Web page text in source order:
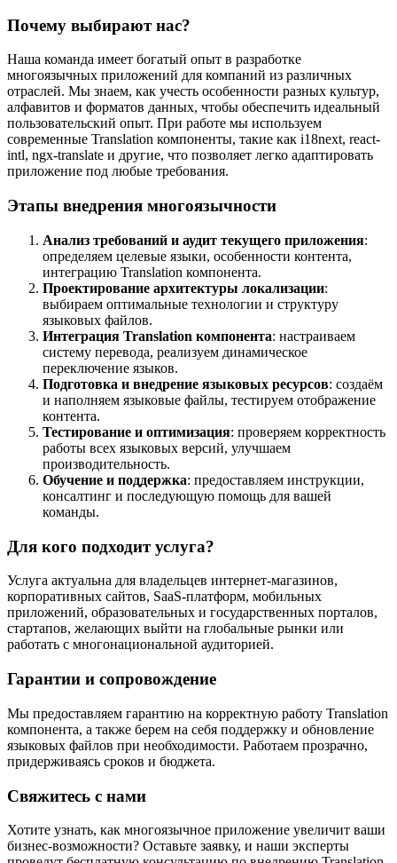
Почему выбирают нас?
Наша команда имеет богатый опыт в разработке
многоязычных приложений для компаний из различных
отраслей. Мы знаем, как учесть особенности разных культур,
алфавитов и форматов данных, чтобы обеспечить идеальный
пользовательский опыт. При работе мы используем
современные Translation компоненты, такие как i18next, react-
intl, ngx-translate и другие, что позволяет легко адаптировать
приложение под любые требования.
Этапы внедрения многоязычности
Анализ требований и аудит текущего приложения:
определяем целевые языки, особенности контента,
интеграцию Translation компонента.
Проектирование архитектуры локализации:
выбираем оптимальные технологии и структуру
языковых файлов.
Интеграция Translation компонента: настраиваем
систему перевода, реализуем динамическое
переключение языков.
Подготовка и внедрение языковых ресурсов: создаём
и наполняем языковые файлы, тестируем отображение
контента.
Тестирование и оптимизация: проверяем корректность
работы всех языковых версий, улучшаем
производительность.
Обучение и поддержка: предоставляем инструкции,
консалтинг и последующую помощь для вашей
команды.
Для кого подходит услуга?
Услуга актуальна для владельцев интернет-магазинов,
корпоративных сайтов, SaaS-платформ, мобильных
приложений, образовательных и государственных порталов,
стартапов, желающих выйти на глобальные рынки или
работать с многонациональной аудиторией.
Гарантии и сопровождение
Мы предоставляем гарантию на корректную работу Translation
компонента, а также берем на себя поддержку и обновление
языковых файлов при необходимости. Работаем прозрачно,
придерживаясь сроков и бюджета.
Свяжитесь с нами
Хотите узнать, как многоязычное приложение увеличит ваши
бизнес-возможности? Оставьте заявку, и наши эксперты